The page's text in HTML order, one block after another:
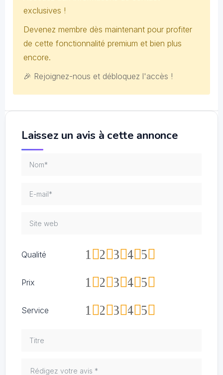
exclusives !
Devenez membre dès maintenant pour profiter
de cette fonctionnalité premium et bien plus
encore.
🎉 Rejoignez-nous et débloquez l'accès !
Laissez un avis à cette annonce
Qualité 5
4
3
2
1
Prix 5
4
3
2
1
Service 5
4
3
2
1